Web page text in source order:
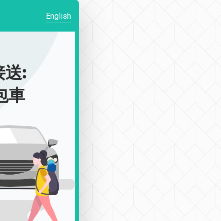
English
送:
車